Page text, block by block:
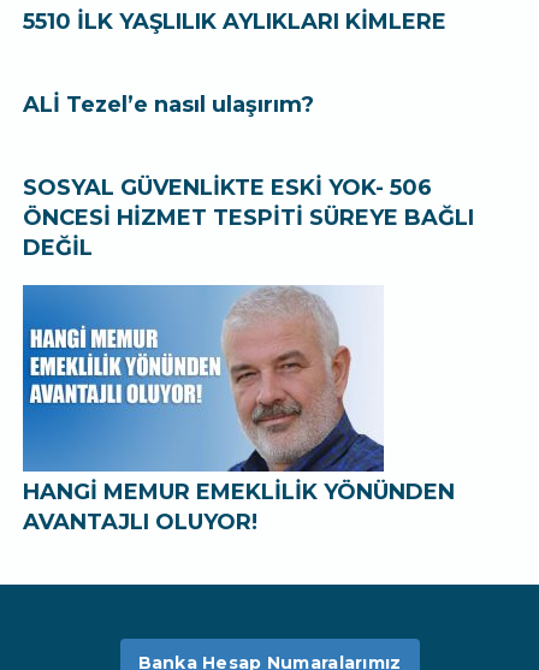
5510 İLK YAŞLILIK AYLIKLARI KİMLERE
ALİ Tezel’e nasıl ulaşırım?
SOSYAL GÜVENLİKTE ESKİ YOK- 506
ÖNCESİ HİZMET TESPİTİ SÜREYE BAĞLI
DEĞİL
HANGİ MEMUR EMEKLİLİK YÖNÜNDEN
AVANTAJLI OLUYOR!
Banka Hesap Numaralarımız